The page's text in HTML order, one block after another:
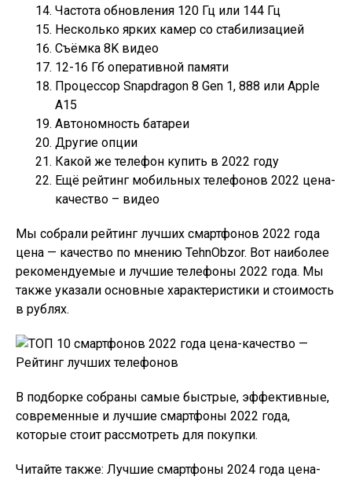
Частота обновления 120 Гц или 144 Гц
Несколько ярких камер со стабилизацией
Съёмка 8K видео
12-16 Гб оперативной памяти
Процессор Snapdragon 8 Gen 1, 888 или Apple
A15
Автономность батареи
Другие опции
Какой же телефон купить в 2022 году
Ещё рейтинг мобильных телефонов 2022 цена-
качество – видео
Мы собрали рейтинг лучших смартфонов 2022 года
цена — качество по мнению TehnObzor. Вот наиболее
рекомендуемые и лучшие телефоны 2022 года. Мы
также указали основные характеристики и стоимость
в рублях.
В подборке собраны самые быстрые, эффективные,
современные и лучшие смартфоны 2022 года,
которые стоит рассмотреть для покупки.
Читайте также: Лучшие смартфоны 2024 года цена-